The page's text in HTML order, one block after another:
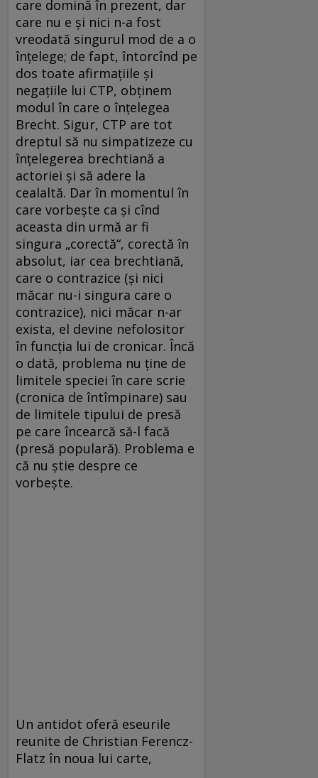
care domină în prezent, dar
care nu e şi nici n-a fost
vreodată singurul mod de a o
înţelege; de fapt, întorcînd pe
dos toate afirmaţiile şi
negaţiile lui CTP, obţinem
modul în care o înţelegea
Brecht. Sigur, CTP are tot
dreptul să nu simpatizeze cu
înţelegerea brechtiană a
actoriei şi să adere la
cealaltă. Dar în momentul în
care vorbeşte ca şi cînd
aceasta din urmă ar fi
singura „corectă“, corectă în
absolut, iar cea brechtiană,
care o contrazice (şi nici
măcar nu-i singura care o
contrazice), nici măcar n-ar
exista, el devine nefolositor
în funcţia lui de cronicar. Încă
o dată, problema nu ţine de
limitele speciei în care scrie
(cronica de întîmpinare) sau
de limitele tipului de presă
pe care încearcă să-l facă
(presă populară). Problema e
că nu ştie despre ce
vorbeşte.
Un antidot oferă eseurile
reunite de Christian Ferencz-
Flatz în noua lui carte,